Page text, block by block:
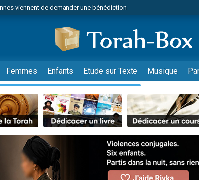
viennent de demander une bénédiction
viennent de faire un don pour Diane, 80 ans, dans un
viennent de nous rejoindre sur WhatsApp
viennent de nous rejoindre sur WhatsApp
viennent de faire un don pour Reloger Rivka, 6 enfants,
viennent de faire un don pour 1 Journée de Vacances Pour
viennent de demander une bénédiction
viennent de nous rejoindre sur WhatsApp
49 places pour étudier en groupe sur Zoom
de donner son Maasser
viennent de nous rejoindre sur WhatsApp
Femmes Enfants Etude sur Texte Musique